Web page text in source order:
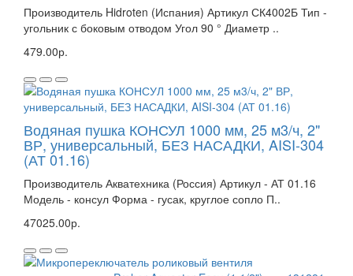
Производитель Hidroten (Испания) Артикул СК4002Б Тип -
угольник с боковым отводом Угол 90 ° Диаметр ..
479.00р.
Водяная пушка КОНСУЛ 1000 мм, 25 м3/ч, 2"
ВР, универсальный, БЕЗ НАСАДКИ, AISI-304
(АТ 01.16)
Производитель Акватехника (Россия) Артикул - АТ 01.16
Модель - консул Форма - гусак, круглое сопло П..
47025.00р.